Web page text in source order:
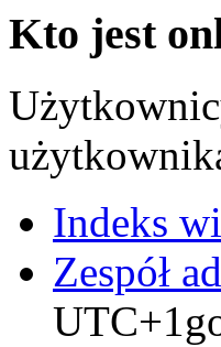
Kto jest
Indeks
Zespół